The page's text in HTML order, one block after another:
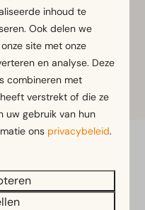
is het oudste huis van
kelder.
inhoud te
Ook delen we
site met onze
en analyse. Deze
combineren met
verstrekt of die ze
uw gebruik van hun
ons privacybeleid.